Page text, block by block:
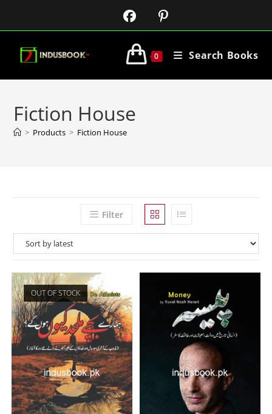
0 Search Books
Fiction House
> Products > Fiction House
Filter
OUT OF STOCK